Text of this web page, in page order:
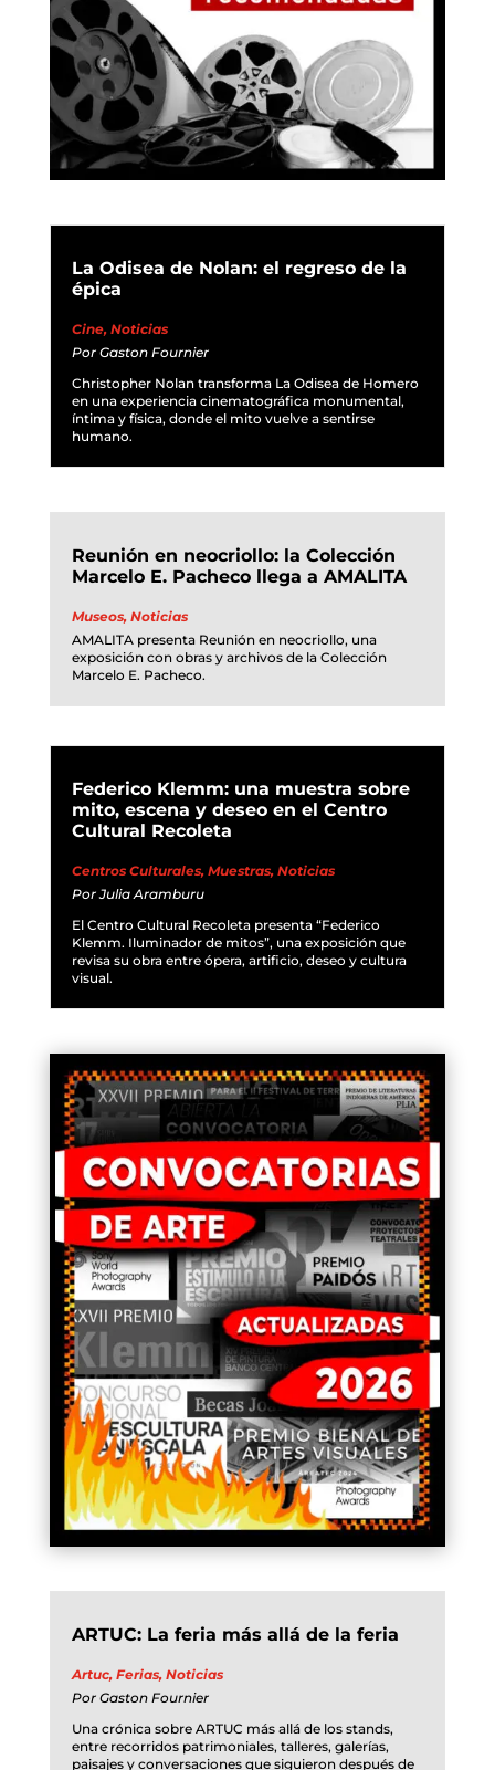
La Odisea de Nolan: el regreso de la
épica
Cine, Noticias
Por Gaston Fournier
Christopher Nolan transforma La Odisea de Homero
en una experiencia cinematográfica monumental,
íntima y física, donde el mito vuelve a sentirse
humano.
Reunión en neocriollo: la Colección
Marcelo E. Pacheco llega a AMALITA
Museos, Noticias
AMALITA presenta Reunión en neocriollo, una
exposición con obras y archivos de la Colección
Marcelo E. Pacheco.
Federico Klemm: una muestra sobre
mito, escena y deseo en el Centro
Cultural Recoleta
Centros Culturales, Muestras, Noticias
PorJulia Aramburu
El Centro Cultural Recoleta presenta “Federico
Klemm. Iluminador de mitos”, una exposición que
revisa su obra entre ópera, artificio, deseo y cultura
visual.
ARTUC: La feria más allá de la feria
Artuc, Ferias, Noticias
Por Gaston Fournier
Una crónica sobre ARTUC más allá de los stands,
entre recorridos patrimoniales, talleres, galerías,
paisajes y conversaciones que siguieron después de